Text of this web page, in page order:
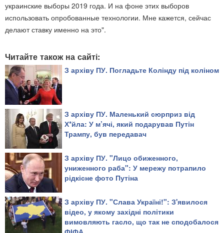
украинские выборы 2019 года. И на фоне этих выборов
использовать опробованные технологии. Мне кажется, сейчас
делают ставку именно на это".
Читайте також на сайті:
З архіву ПУ. Погладьте Колінду під коліном
З архіву ПУ. Маленький сюрприз від
Х*йла: У м’ячі, який подарував Путін
Трампу, був передавач
З архіву ПУ. "Лицо обиженного,
униженного раба": У мережу потрапило
рідкісне фото Путіна
З архіву ПУ. "Слава Україні!": З'явилося
відео, у якому західні політики
вимовляють гасло, що так не сподобалося